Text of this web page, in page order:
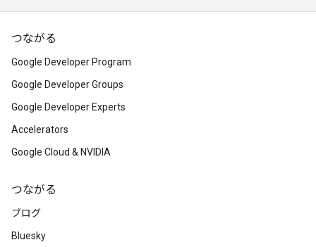
つながる
Google Developer Program
Google Developer Groups
Google Developer Experts
Accelerators
Google Cloud & NVIDIA
つながる
ブログ
Bluesky